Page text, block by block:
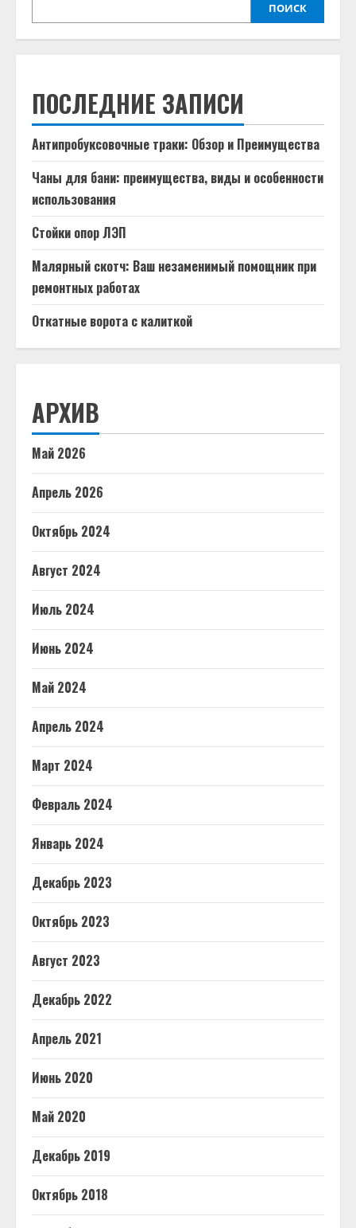
ПОИСК
ПОСЛЕДНИЕ ЗАПИСИ
Антипробуксовочные траки: Обзор и Преимущества
Чаны для бани: преимущества, виды и особенности
использования
Стойки опор ЛЭП
Малярный скотч: Ваш незаменимый помощник при
ремонтных работах
Откатные ворота с калиткой
АРХИВ
Май 2026
Апрель 2026
Октябрь 2024
Август 2024
Июль 2024
Июнь 2024
Май 2024
Апрель 2024
Март 2024
Февраль 2024
Январь 2024
Декабрь 2023
Октябрь 2023
Август 2023
Декабрь 2022
Апрель 2021
Июнь 2020
Май 2020
Декабрь 2019
Октябрь 2018